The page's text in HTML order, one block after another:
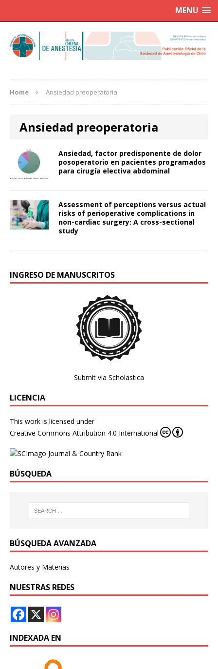
MENU
Home Ansiedad preoperatoria
Ansiedad preoperatoria
Ansiedad, factor predisponente de dolor
posoperatorio en pacientes programados
para cirugía electiva abdominal
Assessment of perceptions versus actual
risks of perioperative complications in
non-cardiac surgery: A cross-sectional
study
INGRESO DE MANUSCRITOS
Submit via Scholastica
LICENCIA
This work is licensed under
Creative Commons Attribution 4.0 International
BÚSQUEDA
BÚSQUEDA AVANZADA
Autores y Materias
NUESTRAS REDES
INDEXADA EN